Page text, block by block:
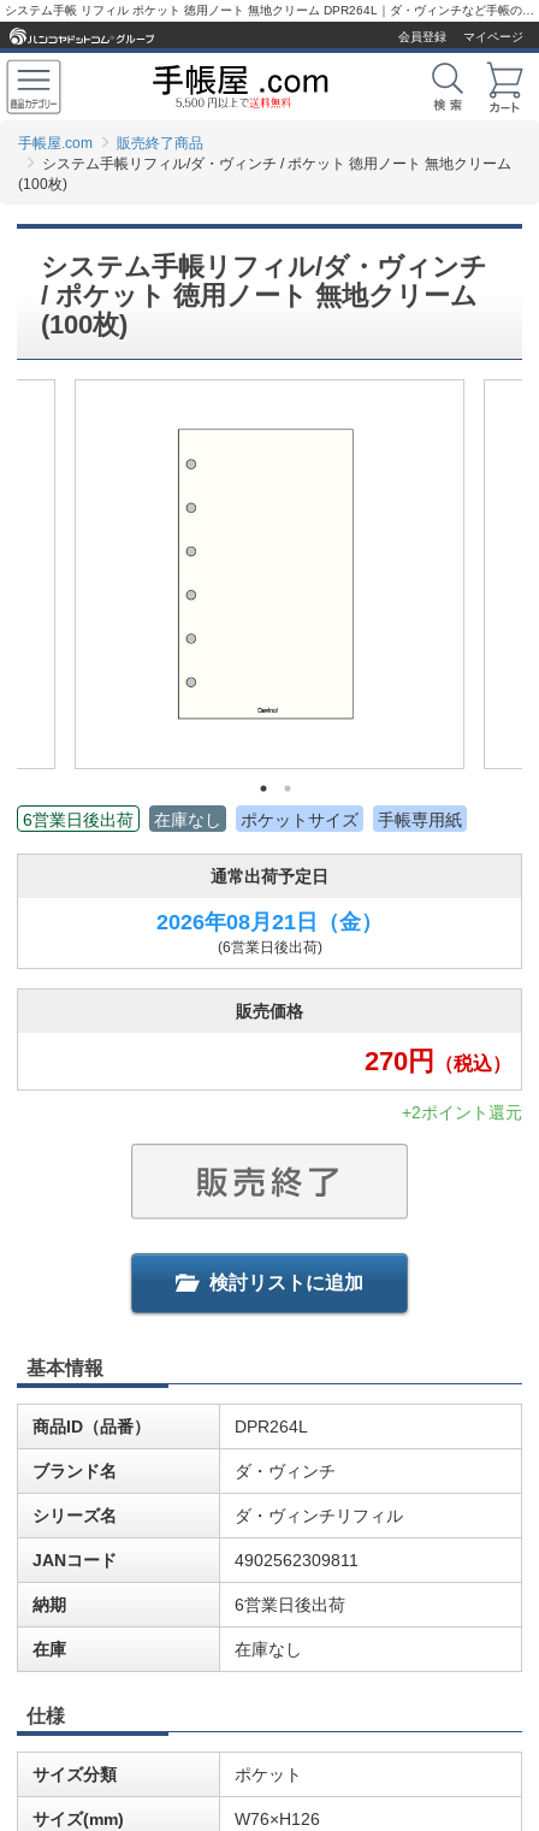
会員登録
マイページ
手帳屋.com
販売終了商品
システム手帳リフィル/ダ・ヴィンチ / ポケット 徳用ノート 無地クリーム
(100枚)
システム手帳リフィル/ダ・ヴィンチ
/ ポケット 徳用ノート 無地クリーム
(100枚)
6営業日後出荷 在庫なし ポケットサイズ 手帳専用紙
通常出荷予定日
2026年08月21日 （金）
(6営業日後出荷)
販売価格
270円 （税込）
+2ポイント還元
検討リストに追加
基本情報
商品ID（品番） DPR264L
ブランド名 ダ・ヴィンチ
シリーズ名 ダ・ヴィンチリフィル
JANコード 4902562309811
納期 6営業日後出荷
在庫 在庫なし
仕様
サイズ分類 ポケット
サイズ(mm) W76×H126